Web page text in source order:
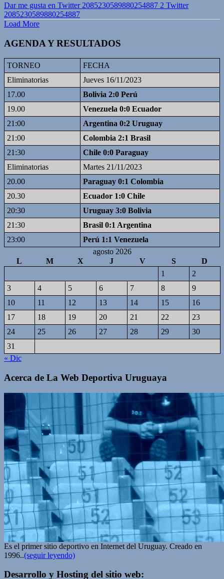
Dar me gusta en Twitter 2085230589880254887 2 Twitter
2085230589880254887
Load More
AGENDA Y RESULTADOS
TORNEO
FECHA
Eliminatorias
Jueves 16/11/2023
17.00
Bolivia 2:0 Perú
19.00
Venezuela 0:0 Ecuador
21:00
Argentina 0:2 Uruguay
21:00
Colombia 2:1 Brasil
21:30
Chile 0:0 Paraguay
Eliminatorias
Martes 21/11/2023
20.00
Paraguay 0:1 Colombia
20.30
Ecuador 1:0 Chile
20:30
Uruguay 3:0 Bolivia
21:30
Brasil 0:1 Argentina
23:00
Perú 1:1 Venezuela
agosto 2026
L
M X J V S
D
1
2
3
4 5 6 7 8
9
10
11 12 13 14 15
16
17
18 19 20 21 22
23
24
25 26 27 28 29
30
31
« Dic
Acerca de La Web Deportiva Uruguaya
Es el primer sitio deportivo en Internet del Uruguay. Creado en
1996..(seguir leyendo)
Desarrollo y Hosting del sitio web: